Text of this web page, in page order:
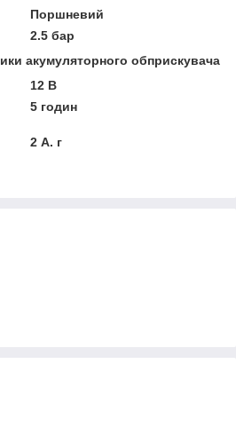
Поршневий
2.5 бар
акумуляторного обприскувача
12 В
5 годин
2 А. г